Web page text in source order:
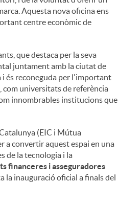
Aquesta nova oficina ens
centre econòmic de
que destaca per la seva
juntament amb la ciutat de
i és reconeguda per l'important
universitats de referència
innombrables institucions que
(EIC i Mútua
a convertir aquest espai en una
de la tecnologia i la
financeres i asseguradores
la inauguració oficial a finals del